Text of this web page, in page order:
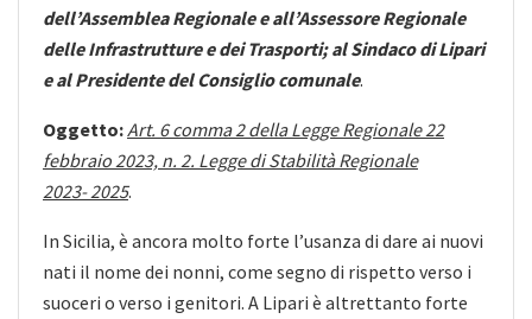
dell’Assemblea Regionale e all’Assessore Regionale
delle Infrastrutture e dei Trasporti; al Sindaco di Lipari
e al Presidente del Consiglio comunale.
Oggetto:Art. 6 comma 2 della Legge Regionale 22
febbraio 2023, n. 2. Legge di Stabilità Regionale
2023- 2025.
In Sicilia, è ancora molto forte l’usanza di dare ai nuovi
nati il nome dei nonni, come segno di rispetto verso i
suoceri o verso i genitori. A Lipari è altrettanto forte